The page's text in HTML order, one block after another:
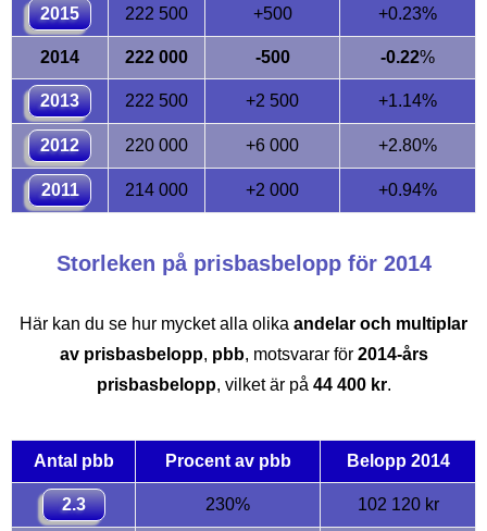
2015 222 500 +500 +0.23%
2014 222 000 -500 -0.22%
2013 222 500 +2 500 +1.14%
2012 220 000 +6 000 +2.80%
2011 214 000 +2 000 +0.94%
Storleken på prisbasbelopp för 2014
Här kan du se hur mycket alla olika andelar och multiplar
av prisbasbelopp, pbb, motsvarar för 2014-års
prisbasbelopp, vilket är på 44 400 kr.
Antal pbb Procent av pbb Belopp 2014
2.3 230% 102 120 kr